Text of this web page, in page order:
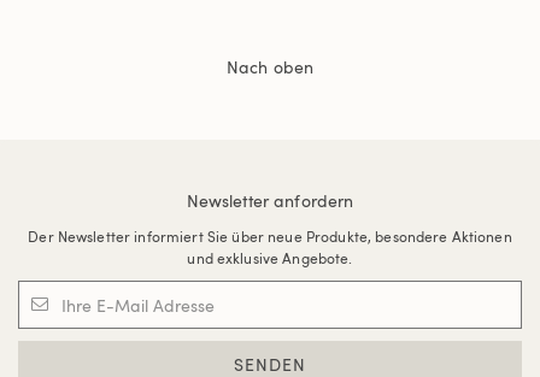
Nach oben
Newsletter anfordern
Der Newsletter informiert Sie über neue Produkte, besondere Aktionen
und exklusive Angebote.
SENDEN